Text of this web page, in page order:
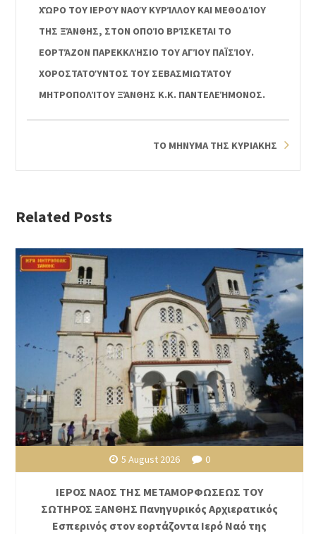
ΧΏΡΟ ΤΟΥ ΙΕΡΟΎ ΝΑΟΎ ΚΥΡΊΛΛΟΥ ΚΑΙ ΜΕΘΟΔΊΟΥ
ΤΗΣ ΞΆΝΘΗΣ, ΣΤΟΝ ΟΠΟΊΟ ΒΡΊΣΚΕΤΑΙ ΤΟ
ΕΟΡΤΆΖΟΝ ΠΑΡΕΚΚΛΉΣΙΟ ΤΟΥ ΑΓΊΟΥ ΠΑΪΣΊΟΥ.
ΧΟΡΟΣΤΑΤΟΎΝΤΟΣ ΤΟΥ ΣΕΒΑΣΜΙΩΤΆΤΟΥ
ΜΗΤΡΟΠΟΛΊΤΟΥ ΞΆΝΘΗΣ Κ.Κ. ΠΑΝΤΕΛΕΉΜΟΝΟΣ.
ΤΟ ΜΗΝΥΜΑ ΤΗΣ ΚΥΡΙΑΚΗΣ
Related Posts
5 August 2026 0
ΙΕΡΟΣ ΝΑΟΣ ΤΗΣ ΜΕΤΑΜΟΡΦΩΣΕΩΣ ΤΟΥ
ΣΩΤΗΡΟΣ ΞΑΝΘΗΣ Πανηγυρικός Αρχιερατικός
Εσπερινός στον εορτάζοντα Ιερό Ναό της